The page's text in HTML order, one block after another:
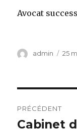
Avocat
Auteur
admin 25
de
PRÉCÉDENT
Article
Cabinet